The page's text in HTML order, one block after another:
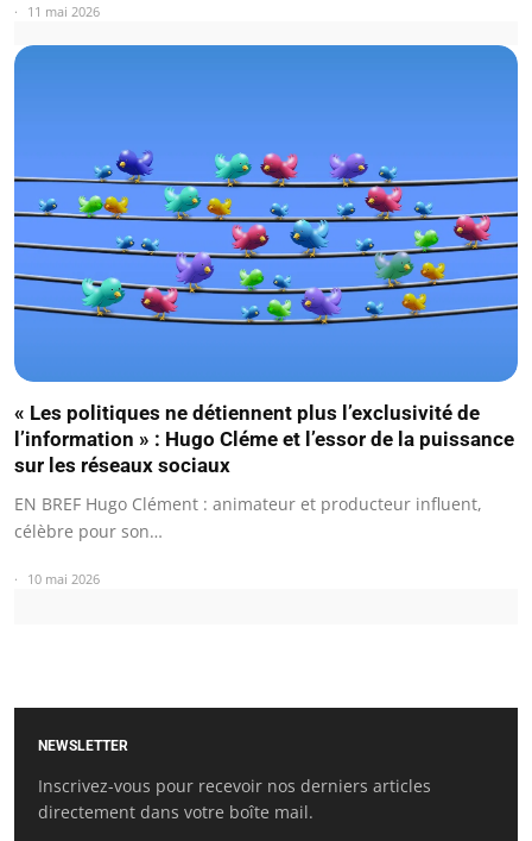
11 mai 2026
« Les politiques ne détiennent plus l’exclusivité de
l’information » : Hugo Cléme et l’essor de la puissance
sur les réseaux sociaux
EN BREF Hugo Clément : animateur et producteur influent,
célèbre pour son…
10 mai 2026
NEWSLETTER
Inscrivez-vous pour recevoir nos derniers articles
directement dans votre boîte mail.